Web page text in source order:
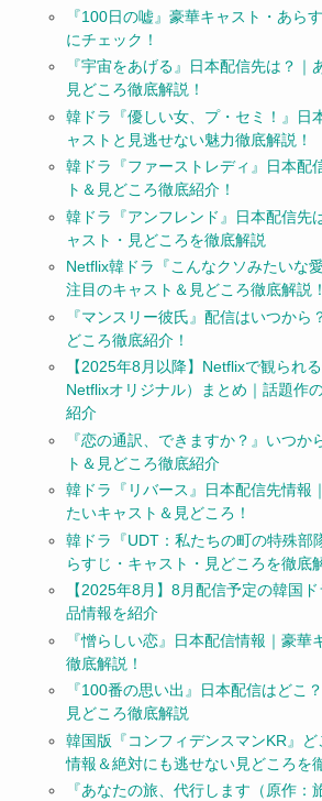
『100日の嘘』豪華キャスト・あら
にチェック！
『宇宙をあげる』日本配信先は？｜
見どころ徹底解説！
韓ドラ『優しい女、プ・セミ！』日
ャストと見逃せない魅力徹底解説！
韓ドラ『ファーストレディ』日本配
ト＆見どころ徹底紹介！
韓ドラ『アンフレンド』日本配信先
ャスト・見どころを徹底解説
Netflix韓ドラ『こんなクソみたいな
注目のキャスト＆見どころ徹底解説！
『マンスリー彼氏』配信はいつから
どころ徹底紹介！
【2025年8月以降】Netflixで観られ
Netflixオリジナル）まとめ｜話題作
紹介
『恋の通訳、できますか？』いつか
ト＆見どころ徹底紹介
韓ドラ『リバース』日本配信先情報
たいキャスト＆見どころ！
韓ドラ『UDT：私たちの町の特殊部
らすじ・キャスト・見どころを徹底
【2025年8月】8月配信予定の韓国
品情報を紹介
『憎らしい恋』日本配信情報｜豪華
徹底解説！
『100番の思い出』日本配信はどこ
見どころ徹底解説
韓国版『コンフィデンスマンKR』
情報＆絶対にも逃せない見どころを
『あなたの旅、代行します（原作：